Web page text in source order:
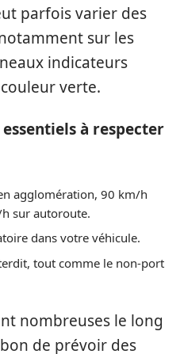
parfois varier des
sur les
indicateurs
verte.
à respecter
agglomération, 90 km/h
sur autoroute.
dans votre véhicule.
tout comme le non-port
nombreuses le long
de prévoir des